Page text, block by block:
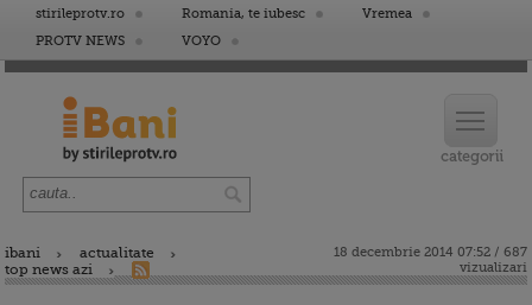
stirileprotv.ro Romania, te iubesc
Vremea
PROTV NEWS
VOYO
ibani
actualitate
top news azi
18 decembrie 2014 07:52 / 687
vizualizari